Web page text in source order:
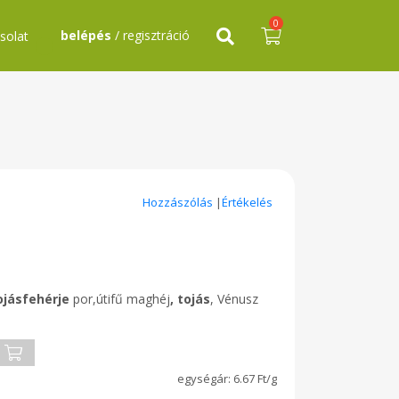
belépés / regisztráció
0
Hozzászólás |Értékelés
por,útifű maghéj, tojás, Vénusz
6.67 Ft/g